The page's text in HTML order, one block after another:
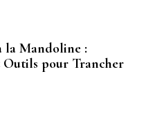
la Mandoline :
Outils pour Trancher